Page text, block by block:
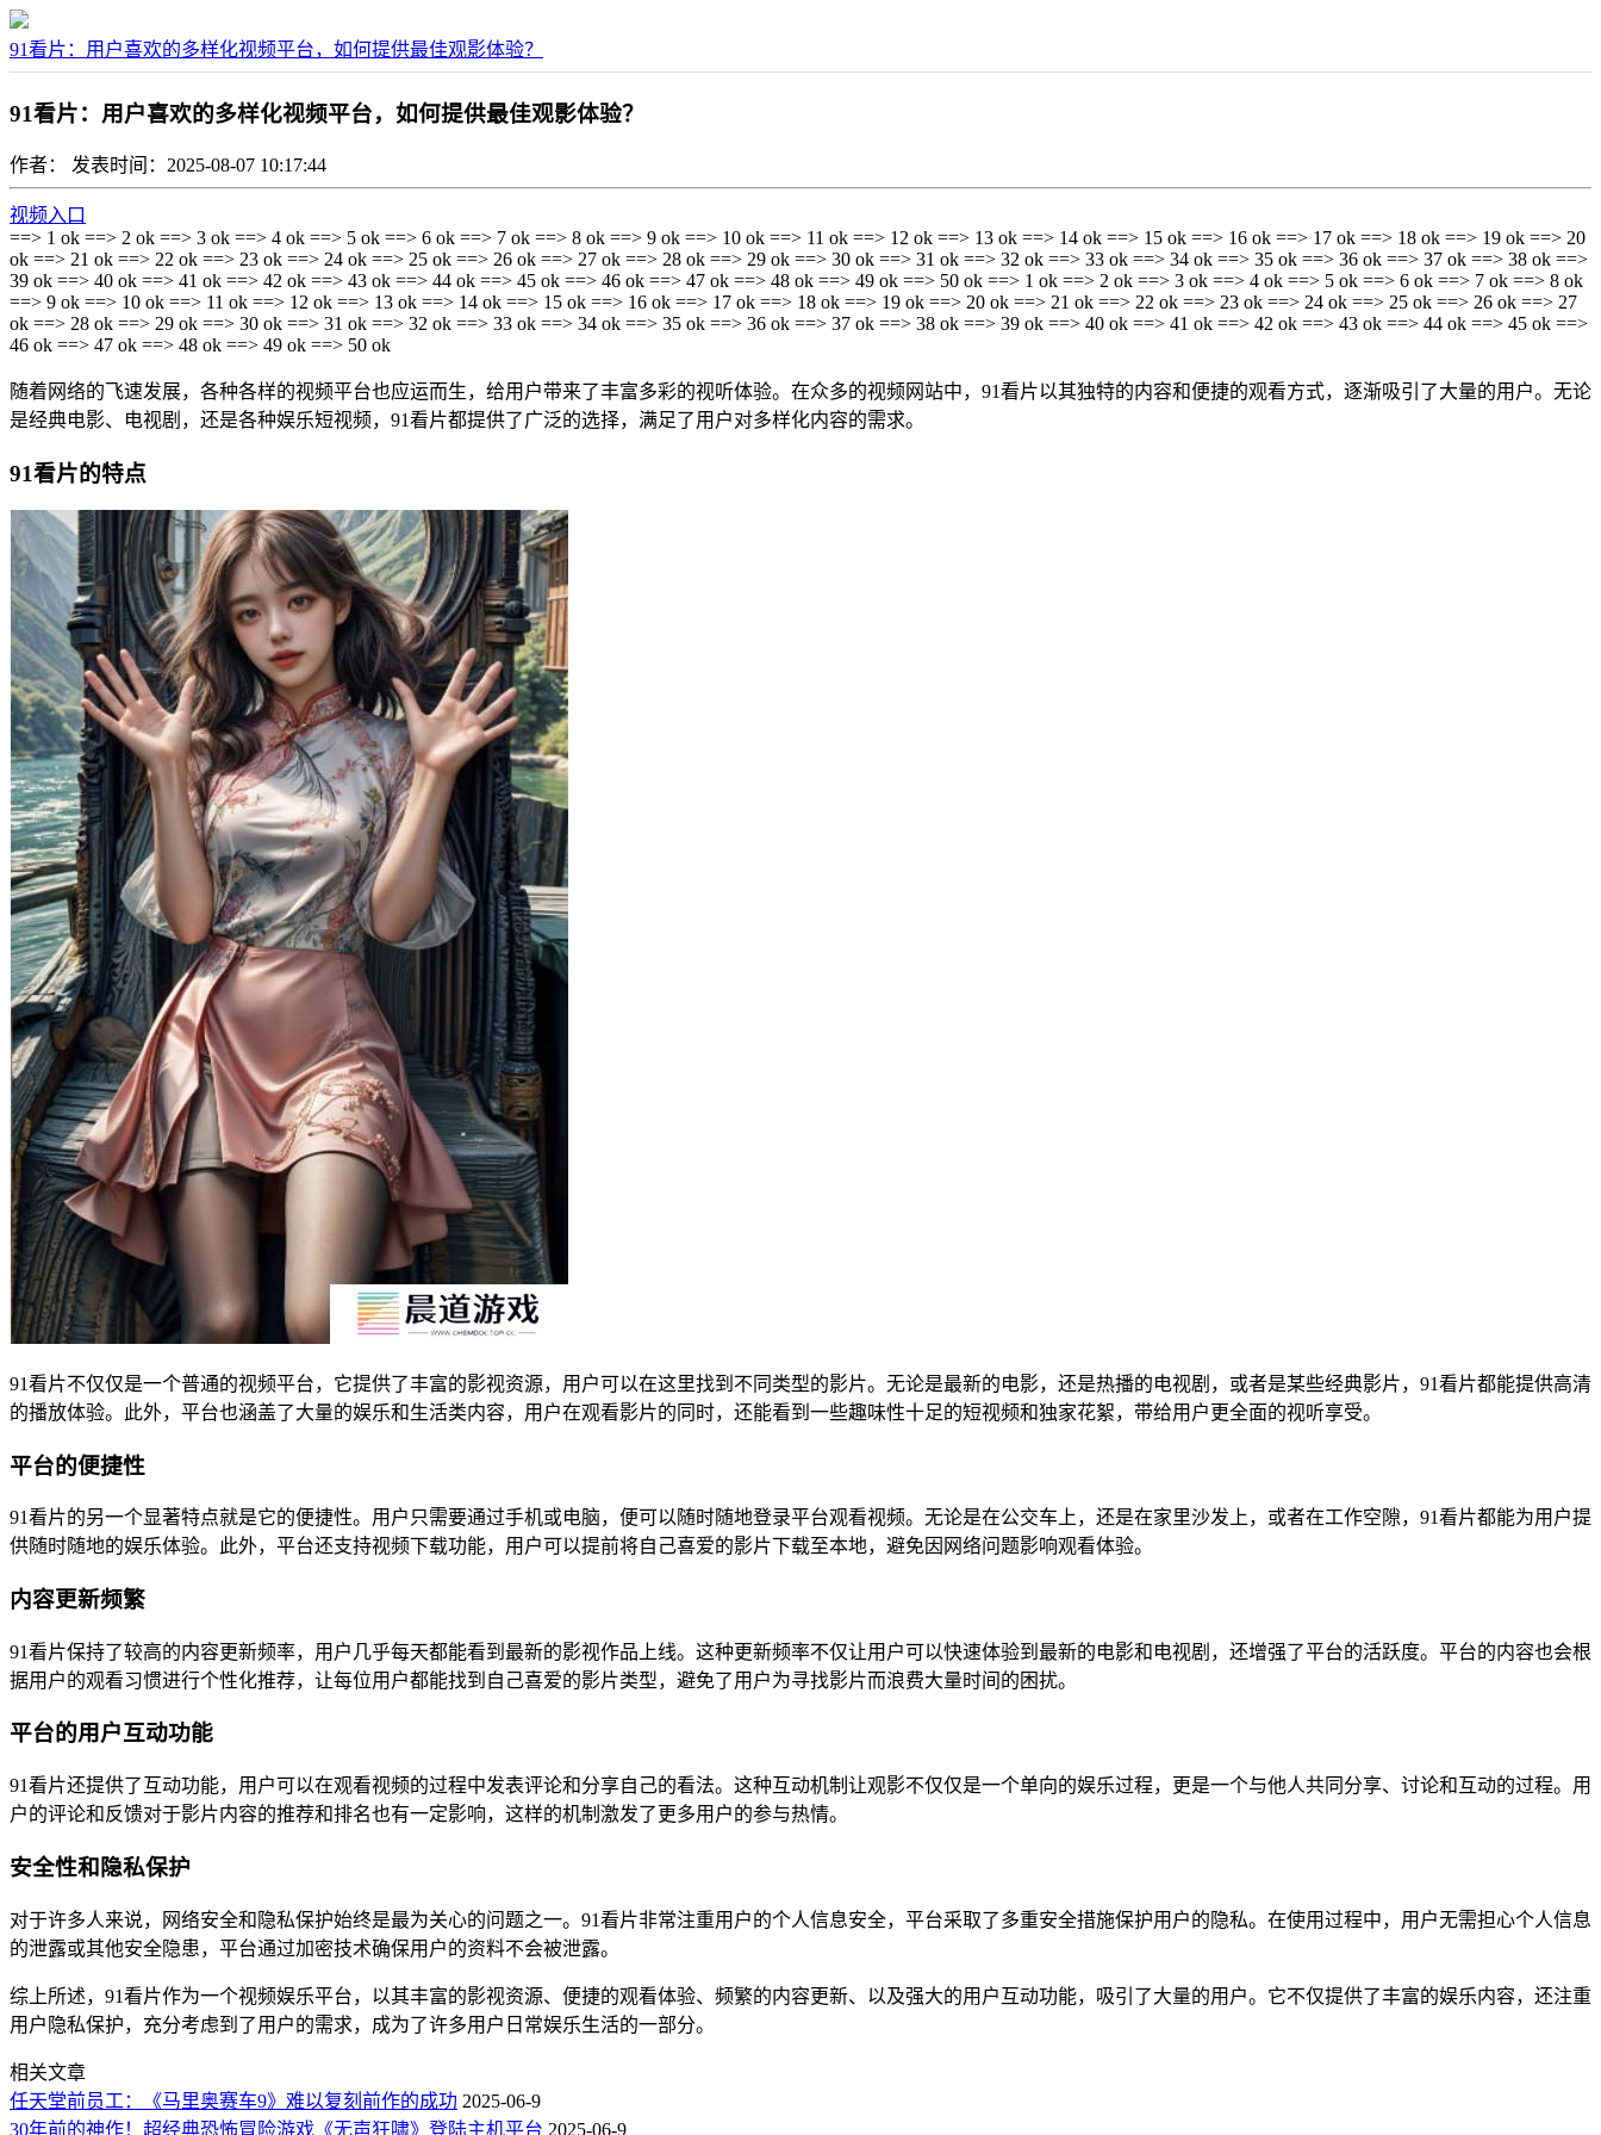
91看片：用户喜欢的多样化视频平台，如何提供最佳观影体验？
91看片：用户喜欢的多样化视频平台，如何提供最佳观影体验？
作者： 发表时间：2025-08-07 10:17:44
视频入口
==> 1 ok ==> 2 ok ==> 3 ok ==> 4 ok ==> 5 ok ==> 6 ok ==> 7 ok ==> 8 ok ==> 9 ok ==> 10 ok ==> 11 ok ==> 12 ok ==> 13 ok ==> 14 ok ==> 15 ok ==> 16 ok ==> 17 ok ==> 18 ok ==> 19 ok ==> 20
ok ==> 21 ok ==> 22 ok ==> 23 ok ==> 24 ok ==> 25 ok ==> 26 ok ==> 27 ok ==> 28 ok ==> 29 ok ==> 30 ok ==> 31 ok ==> 32 ok ==> 33 ok ==> 34 ok ==> 35 ok ==> 36 ok ==> 37 ok ==> 38 ok ==>
39 ok ==> 40 ok ==> 41 ok ==> 42 ok ==> 43 ok ==> 44 ok ==> 45 ok ==> 46 ok ==> 47 ok ==> 48 ok ==> 49 ok ==> 50 ok ==> 1 ok ==> 2 ok ==> 3 ok ==> 4 ok ==> 5 ok ==> 6 ok ==> 7 ok ==> 8 ok
==> 9 ok ==> 10 ok ==> 11 ok ==> 12 ok ==> 13 ok ==> 14 ok ==> 15 ok ==> 16 ok ==> 17 ok ==> 18 ok ==> 19 ok ==> 20 ok ==> 21 ok ==> 22 ok ==> 23 ok ==> 24 ok ==> 25 ok ==> 26 ok ==> 27
ok ==> 28 ok ==> 29 ok ==> 30 ok ==> 31 ok ==> 32 ok ==> 33 ok ==> 34 ok ==> 35 ok ==> 36 ok ==> 37 ok ==> 38 ok ==> 39 ok ==> 40 ok ==> 41 ok ==> 42 ok ==> 43 ok ==> 44 ok ==> 45 ok ==>
46 ok ==> 47 ok ==> 48 ok ==> 49 ok ==> 50 ok
随着网络的飞速发展，各种各样的视频平台也应运而生，给用户带来了丰富多彩的视听体验。在众多的视频网站中，91看片以其独特的内容和便捷的观看方式，逐渐吸引了大量的用户。无论
是经典电影、电视剧，还是各种娱乐短视频，91看片都提供了广泛的选择，满足了用户对多样化内容的需求。
91看片的特点
91看片不仅仅是一个普通的视频平台，它提供了丰富的影视资源，用户可以在这里找到不同类型的影片。无论是最新的电影，还是热播的电视剧，或者是某些经典影片，91看片都能提供高清
的播放体验。此外，平台也涵盖了大量的娱乐和生活类内容，用户在观看影片的同时，还能看到一些趣味性十足的短视频和独家花絮，带给用户更全面的视听享受。
平台的便捷性
91看片的另一个显著特点就是它的便捷性。用户只需要通过手机或电脑，便可以随时随地登录平台观看视频。无论是在公交车上，还是在家里沙发上，或者在工作空隙，91看片都能为用户提
供随时随地的娱乐体验。此外，平台还支持视频下载功能，用户可以提前将自己喜爱的影片下载至本地，避免因网络问题影响观看体验。
内容更新频繁
91看片保持了较高的内容更新频率，用户几乎每天都能看到最新的影视作品上线。这种更新频率不仅让用户可以快速体验到最新的电影和电视剧，还增强了平台的活跃度。平台的内容也会根
据用户的观看习惯进行个性化推荐，让每位用户都能找到自己喜爱的影片类型，避免了用户为寻找影片而浪费大量时间的困扰。
平台的用户互动功能
91看片还提供了互动功能，用户可以在观看视频的过程中发表评论和分享自己的看法。这种互动机制让观影不仅仅是一个单向的娱乐过程，更是一个与他人共同分享、讨论和互动的过程。用
户的评论和反馈对于影片内容的推荐和排名也有一定影响，这样的机制激发了更多用户的参与热情。
安全性和隐私保护
对于许多人来说，网络安全和隐私保护始终是最为关心的问题之一。91看片非常注重用户的个人信息安全，平台采取了多重安全措施保护用户的隐私。在使用过程中，用户无需担心个人信息
的泄露或其他安全隐患，平台通过加密技术确保用户的资料不会被泄露。
综上所述，91看片作为一个视频娱乐平台，以其丰富的影视资源、便捷的观看体验、频繁的内容更新、以及强大的用户互动功能，吸引了大量的用户。它不仅提供了丰富的娱乐内容，还注重
用户隐私保护，充分考虑到了用户的需求，成为了许多用户日常娱乐生活的一部分。
相关文章
任天堂前员工：《马里奥赛车9》难以复刻前作的成功 2025-06-9
30年前的神作！超经典恐怖冒险游戏《无声狂啸》登陆主机平台 2025-06-9